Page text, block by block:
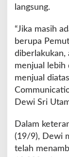
a
a
d
a
n
P
y
a
l
langsung.
“Jika masih
berupa
diberlakukan,
menjual lebih
menjual
Dewi Sri
Dalam
(19/9), Dewi
telah